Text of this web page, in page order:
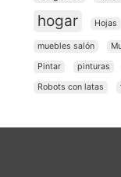
hogar
Hojas
muebles salón
Pintar
pinturas
Robots con latas